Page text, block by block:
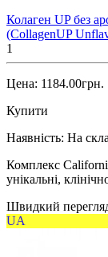
Колаген UP без
(CollagenUP
1
Цена: 1184.00грн.
Купити
Наявність: На
Комплекс
унікальні,
Швидкий
UA